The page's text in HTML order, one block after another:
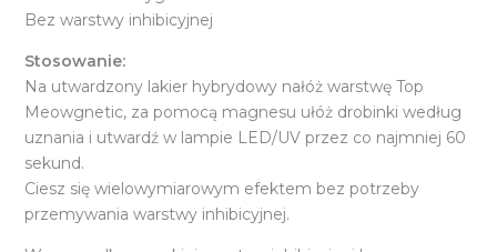
Bez warstwy inhibicyjnej
Stosowanie:
Na utwardzony lakier hybrydowy nałóż warstwę Top
Meowgnetic, za pomocą magnesu ułóż drobinki według
uznania i utwardź w lampie LED/UV przez co najmniej 60
sekund.
Ciesz się wielowymiarowym efektem bez potrzeby
przemywania warstwy inhibicyjnej.